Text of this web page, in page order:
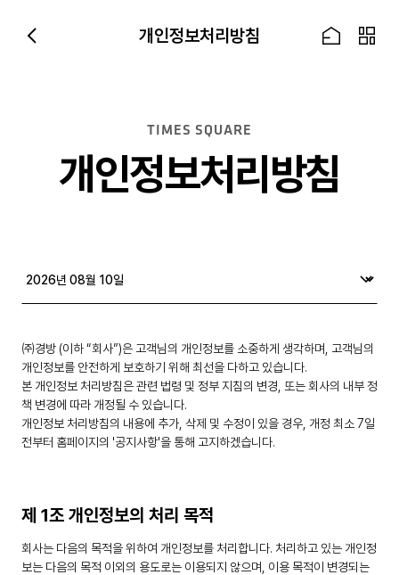
개인정보처리방침
TIMES SQUARE
개인정보처리방침
㈜경방 (이하 “회사”)은 고객님의 개인정보를 소중하게 생각하며, 고객님의
개인정보를 안전하게 보호하기 위해 최선을 다하고 있습니다.
본 개인정보 처리방침은 관련 법령 및 정부 지침의 변경, 또는 회사의 내부 정
책 변경에 따라 개정될 수 있습니다.
개인정보 처리방침의 내용에 추가, 삭제 및 수정이 있을 경우, 개정 최소 7일
전부터 홈페이지의 '공지사항'을 통해 고지하겠습니다.
제 1조 개인정보의 처리 목적
회사는 다음의 목적을 위하여 개인정보를 처리합니다. 처리하고 있는 개인정
보는 다음의 목적 이외의 용도로는 이용되지 않으며, 이용 목적이 변경되는